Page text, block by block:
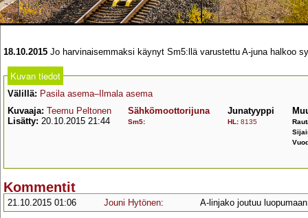
18.10.2015 Jo harvinaisemmaksi käynyt Sm5:llä varustettu A-juna halkoo
Kuvan tiedot
Välillä: Pasila asema–Ilmala asema
Kuvaaja: Teemu Peltonen
Lisätty: 20.10.2015 21:44
Sähkömoottorijuna
Sm5:
Junatyyppi
HL: 8135
Kommentit
21.10.2015 01:06 Jouni Hytönen: A-linjako joutuu